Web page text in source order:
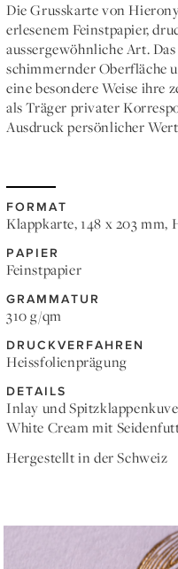
Die Grusskarte von
erlesenem Feinstpapier,
aussergewöhnliche Art.
schimmernder Oberfläche
eine besondere Weise ihre
als Träger privater
Ausdruck persönlicher
FORMAT
Klappkarte, 148 x 203 mm,
PAPIER
Feinstpapier
GRAMMATUR
310 g/qm
DRUCKVERFAHREN
Heissfolienprägung
DETAILS
Inlay und
White Cream mit
Hergestellt in der Schweiz